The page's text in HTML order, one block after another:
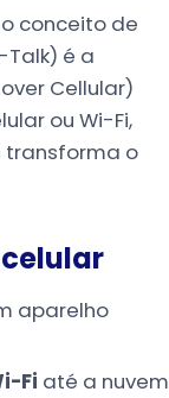
conceito de
é a
Cellular)
ou Wi-Fi,
transforma o
aparelho
Fi até a nuvem